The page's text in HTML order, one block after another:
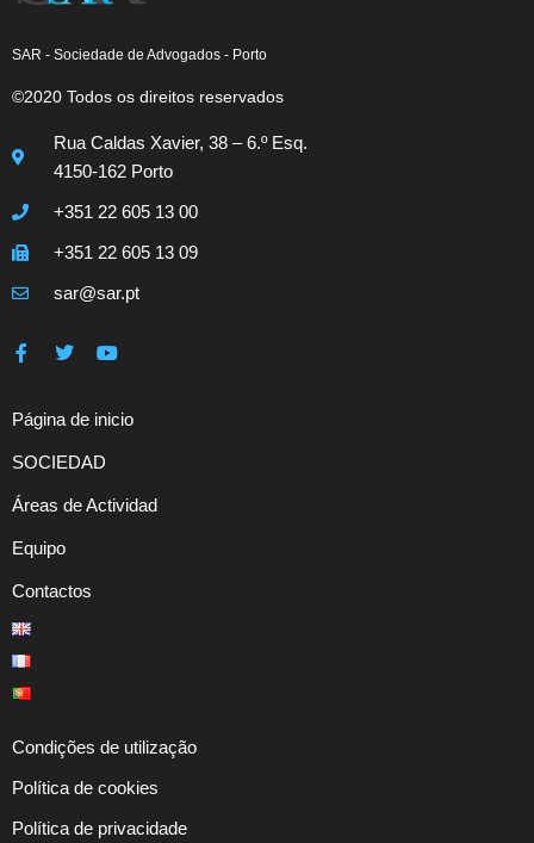
SAR - Sociedade de Advogados - Porto
©2020 Todos os direitos reservados
Rua Caldas Xavier, 38 – 6.º Esq.
4150-162 Porto
+351 22 605 13 00
+351 22 605 13 09
sar@sar.pt
Página de inicio
SOCIEDAD
Áreas de Actividad
Equipo
Contactos
Condições de utilização
Política de cookies
Política de privacidade